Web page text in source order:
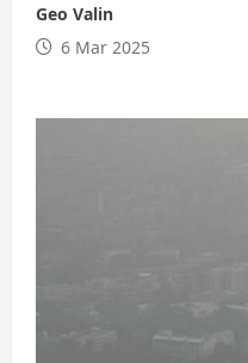
Geo Valin
6 Mar 2025